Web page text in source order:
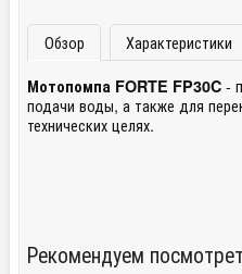
Обзор Характеристики
Мотопомпа FORTE FP30C -
подачи воды, а также для
технических целях.
Рекомендуем